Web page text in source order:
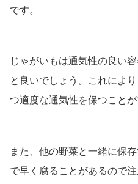
です。
じゃがいもは通気性の良い
と良いでしょう。これによ
つ適度な通気性を保つことが
また、他の野菜と一緒に保
で早く腐ることがあるので